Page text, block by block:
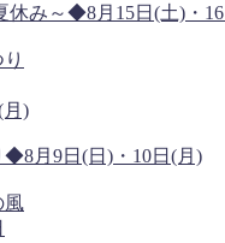
休み～◆8月15日(土)・
◆8月9日(日)・10日(月)